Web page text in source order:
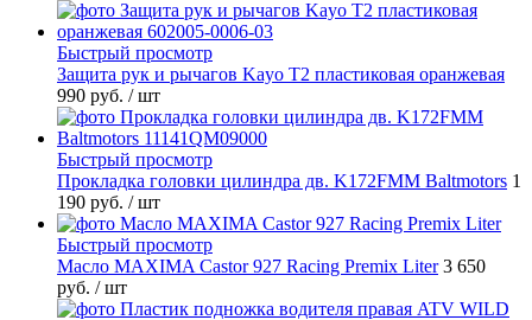
Быстрый просмотр
Защита рук и рычагов Kayo T2 пластиковая оранжевая
990 руб. / шт
Быстрый просмотр
Прокладка головки цилиндра дв. K172FMM Baltmotors 1
190 руб. / шт
Быстрый просмотр
Масло MAXIMA Castor 927 Racing Premix Liter 3 650
руб. / шт